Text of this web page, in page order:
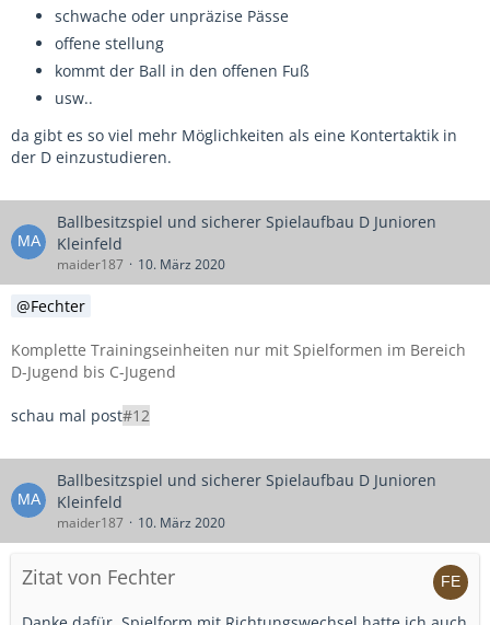
schwache oder unpräzise Pässe
offene stellung
kommt der Ball in den offenen Fuß
usw..
da gibt es so viel mehr Möglichkeiten als eine Kontertaktik in
der D einzustudieren.
Ballbesitzspiel und sicherer Spielaufbau D Junioren
Kleinfeld
maider187 10. März 2020
Fechter
Komplette Trainingseinheiten nur mit Spielformen im Bereich
D-Jugend bis C-Jugend
schau mal post#12
Ballbesitzspiel und sicherer Spielaufbau D Junioren
Kleinfeld
maider187 10. März 2020
Zitat von Fechter